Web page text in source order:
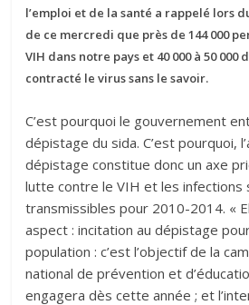
l’emploi et de la santé a rappelé lors
de ce mercredi que près de 144 000
VIH dans notre pays et 40 000 à 50 000
contracté le virus sans le savoir.
C’est pourquoi le gouvernement
dépistage du sida. C’est pourquoi,
dépistage constitue donc un axe
lutte contre le VIH et les infections
transmissibles pour 2010-2014. «
aspect : incitation au dépistage
population : c’est l’objectif de la
national de prévention et
engagera dès cette année ; et